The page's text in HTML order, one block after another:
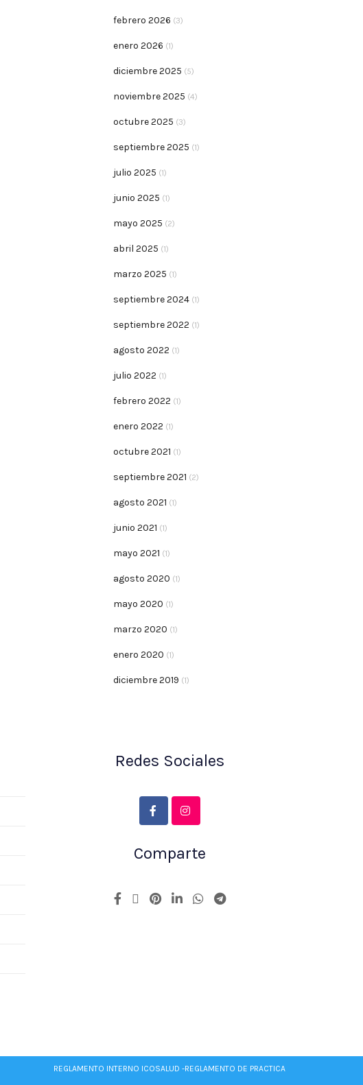
febrero 2026 (3)
enero 2026 (1)
diciembre 2025 (5)
noviembre 2025 (4)
octubre 2025 (3)
septiembre 2025 (1)
julio 2025 (1)
junio 2025 (1)
mayo 2025 (2)
abril 2025 (1)
marzo 2025 (1)
septiembre 2024(1)
septiembre 2022 (1)
agosto 2022 (1)
julio 2022 (1)
febrero 2022 (1)
enero 2022 (1)
octubre 2021 (1)
septiembre 2021 (2)
agosto 2021 (1)
junio 2021 (1)
mayo 2021 (1)
agosto 2020 (1)
mayo 2020 (1)
marzo 2020 (1)
enero 2020 (1)
diciembre 2019 (1)
Redes Sociales
Comparte
REGLAMENTO INTERNO ICOSALUD -REGLAMENTO DE PRACTICA